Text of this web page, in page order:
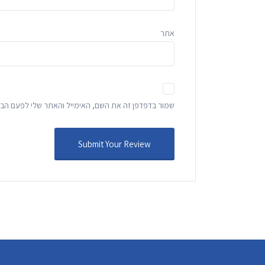
אתר
שמור בדפדפן זה את השם, האימייל והאתר שלי לפעם